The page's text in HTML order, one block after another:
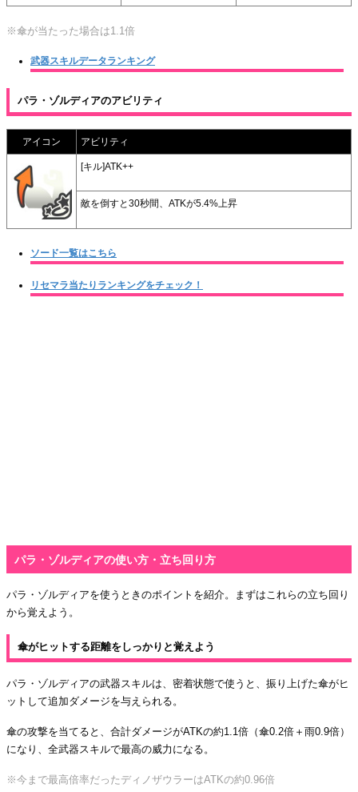
※傘が当たった場合は1.1倍
武器スキルデータランキング
パラ・ゾルディアのアビリティ
アイコン アビリティ
[キル]ATK++
敵を倒すと30秒間、ATKが5.4%上昇
ソード一覧はこちら
リセマラ当たりランキングをチェック！
パラ・ゾルディアの使い方・立ち回り方
パラ・ゾルディアを使うときのポイントを紹介。まずはこれらの立ち回り
から覚えよう。
傘がヒットする距離をしっかりと覚えよう
パラ・ゾルディアの武器スキルは、密着状態で使うと、振り上げた傘がヒ
ットして追加ダメージを与えられる。
傘の攻撃を当てると、合計ダメージがATKの約1.1倍（傘0.2倍＋雨0.9倍）
になり、全武器スキルで最高の威力になる。
※今まで最高倍率だったディノザウラーはATKの約0.96倍